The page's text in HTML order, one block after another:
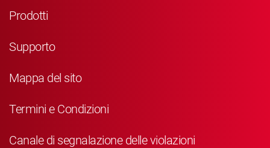
Prodotti
Supporto
Mappa del sito
Termini e Condizioni
Canale di segnalazione delle violazioni